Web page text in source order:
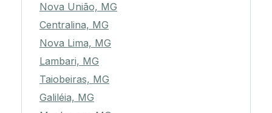
Nova União, MG
Centralina, MG
Nova Lima, MG
Lambari, MG
Taiobeiras, MG
Galiléia, MG